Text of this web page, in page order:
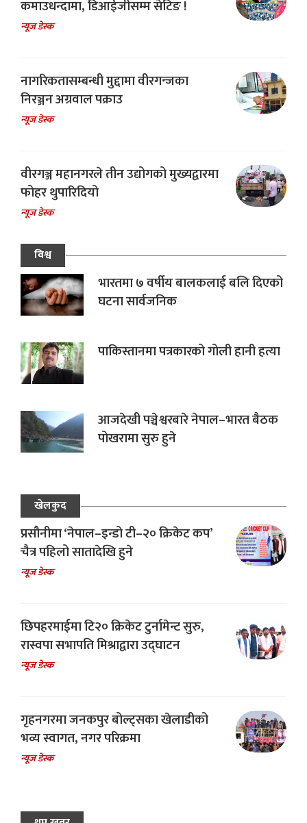
कमाउधन्दामा, डिआईजीसम्म सेटिङ !
न्यूज डेस्क
नागरिकतासम्बन्धी मुद्दामा वीरगन्जका
निरञ्जन अग्रवाल पक्राउ
न्यूज डेस्क
वीरगञ्ज महानगरले तीन उद्योगको मुख्यद्वारमा
फोहर थुपारिदियो
न्यूज डेस्क
विश्व
भारतमा ७ वर्षीय बालकलाई बलि दिएको
घटना सार्वजनिक
पाकिस्तानमा पत्रकारको गोली हानी हत्या
आजदेखी पञ्चेश्वरबारे नेपाल–भारत बैठक
पोखरामा सुरु हुने
खेलकुद
प्रसौनीमा ‘नेपाल–इन्डो टी–२० क्रिकेट कप’
चैत्र पहिलो सातादेखि हुने
न्यूज डेस्क
छिपहरमाईमा टि२० क्रिकेट टुर्नामेन्ट सुरु,
रास्वपा सभापति मिश्राद्वारा उद्घाटन
न्यूज डेस्क
गृहनगरमा जनकपुर बोल्ट्सका खेलाडीको
भव्य स्वागत, नगर परिक्रमा
न्यूज डेस्क